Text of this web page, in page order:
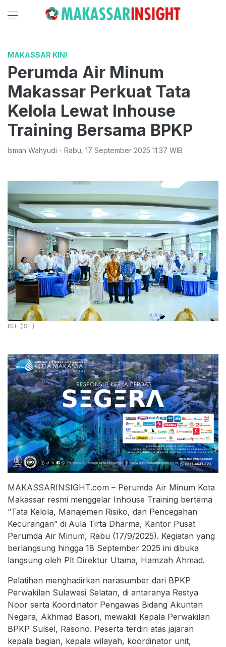
MAKASSAR KINI
Perumda Air Minum
Makassar Perkuat Tata
Kelola Lewat Inhouse
Training Bersama BPKP
Isman Wahyudi - Rabu 17 September 2025 11:37 WIB
IST (IST)
MAKASSARINSIGHT.com – Perumda Air Minum Kota
Makassar resmi menggelar Inhouse Training bertema
“Tata Kelola, Manajemen Risiko, dan Pencegahan
Kecurangan” di Aula Tirta Dharma, Kantor Pusat
Perumda Air Minum, Rabu (17/9/2025). Kegiatan yang
berlangsung hingga 18 September 2025 ini dibuka
langsung oleh Plt Direktur Utama, Hamzah Ahmad.
Pelatihan menghadirkan narasumber dari BPKP
Perwakilan Sulawesi Selatan, di antaranya Restya
Noor serta Koordinator Pengawas Bidang Akuntan
Negara, Akhmad Basori, mewakili Kepala Perwakilan
BPKP Sulsel, Rasono. Peserta terdiri atas jajaran
kepala bagian, kepala wilayah, koordinator unit,